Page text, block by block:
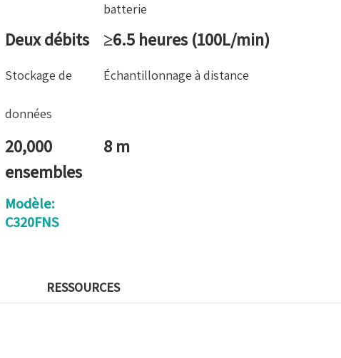
batterie
Deux débits ≥6.5 heures (100L/min)
Stockage de
données
Échantillonnage à distance
20,000
ensembles
8 m
Modèle:
C320FNS
RESSOURCES